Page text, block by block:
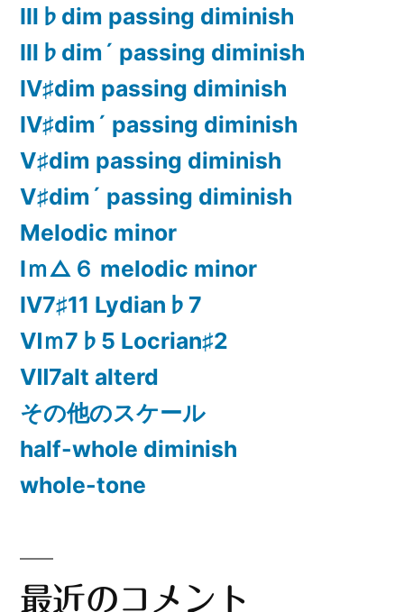
Ⅲ♭dim passing diminish
Ⅲ♭dim´ passing diminish
Ⅳ♯dim passing diminish
Ⅳ♯dim´ passing diminish
Ⅴ♯dim passing diminish
Ⅴ♯dim´ passing diminish
Melodic minor
Ⅰｍ△６ melodic minor
Ⅳ7♯11 Lydian♭7
Ⅵｍ7♭5 Locrian♯2
Ⅶ7alt alterd
その他のスケール
half-whole diminish
whole-tone
最近のコメント